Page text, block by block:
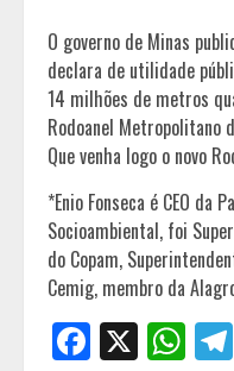
O governo de Minas
declara de utilidade
14 milhões de metros
Rodoanel Metropolitano
Que venha logo o novo
*Enio Fonseca é CEO da
Socioambiental, foi
do Copam,
Cemig, membro da
Facebook
X